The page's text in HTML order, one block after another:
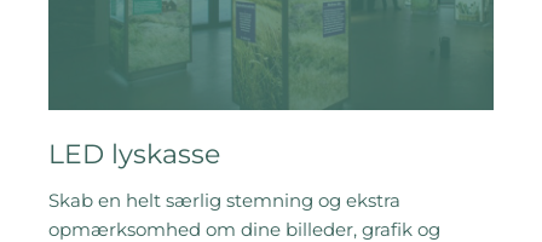
LED lyskasse
Skab en helt særlig stemning og ekstra
opmærksomhed om dine billeder, grafik og